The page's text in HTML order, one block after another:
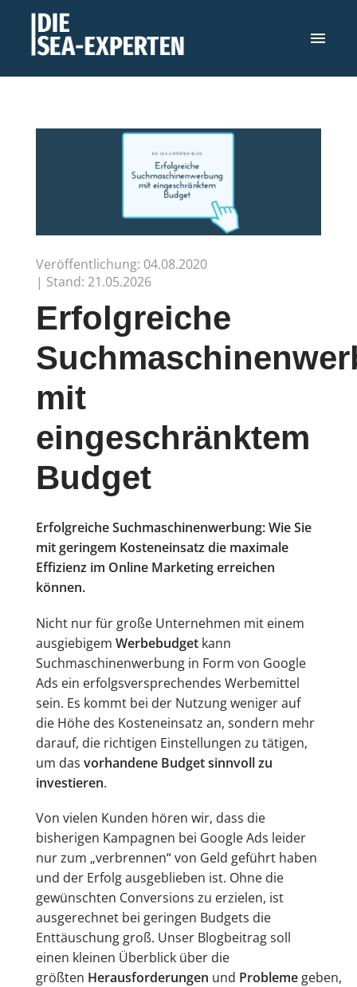
Veröffentlichung: 04.08.2020
| Stand: 21.05.2026
Erfolgreiche
mit
eingeschränktem
Budget
Erfolgreiche Suchmaschinenwerbung: Wie Sie
mit geringem Kosteneinsatz die maximale
Effizienz im Online Marketing erreichen
können.
Nicht nur für große Unternehmen mit einem
ausgiebigem Werbebudgetkann
Suchmaschinenwerbung in Form von Google
Ads ein erfolgsversprechendes Werbemittel
sein. Es kommt bei der Nutzung weniger auf
die Höhe des Kosteneinsatz an, sondern mehr
darauf, die richtigen Einstellungen zu tätigen,
um das vorhandene Budget sinnvoll zu
investieren.
Von vielen Kunden hören wir, dass die
bisherigen Kampagnen bei Google Ads leider
nur zum „verbrennen“ von Geld geführt haben
und der Erfolg ausgeblieben ist. Ohne die
gewünschten Conversions zu erzielen, ist
ausgerechnet bei geringen Budgets die
Enttäuschung groß. Unser Blogbeitrag soll
einen kleinen Überblick über die
größten Herausforderungen und Problemegeben,